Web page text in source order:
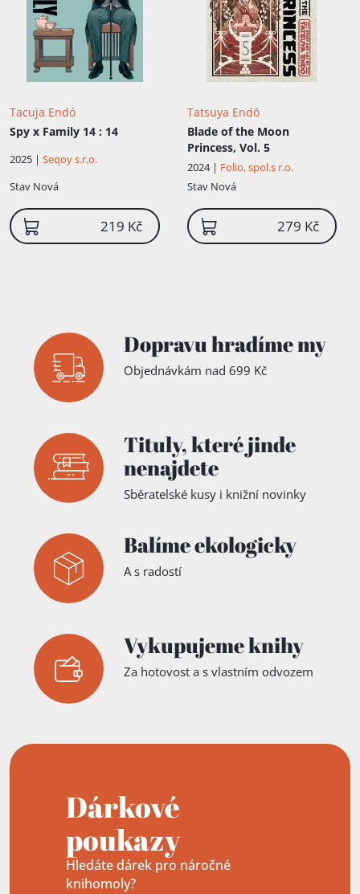
Tacuja Endó
Spy x Family 14 : 14
2025 | Seqoy s.r.o.
Stav Nová
219 Kč
Tatsuya Endō
Blade of the Moon
Princess, Vol. 5
2024 | Folio, spol.s r.o.
Stav Nová
279 Kč
Dopravu hradíme my
Objednávkám nad 699 Kč
Tituly,které jinde
nenajdete
Sběratelské kusy i knižní novinky
Balíme ekologicky
A s radostí
Vykupujeme knihy
Za hotovost a s vlastním odvozem
Dárkové
poukazy
Hledáte dárek pro náročné
knihomoly?